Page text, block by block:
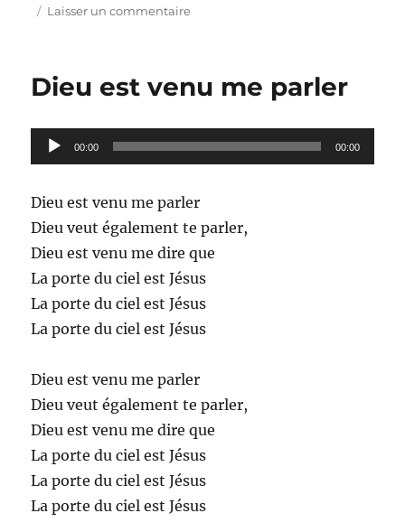
Laisser un commentairesur
Jésus
Dieu est venu me parler
Lecteur
audio
00:00 00:00
Dieu est venu me parler
Dieu veut également te parler,
Dieu est venu me dire que
La porte du ciel est Jésus
La porte du ciel est Jésus
La porte du ciel est Jésus
Dieu est venu me parler
Dieu veut également te parler,
Dieu est venu me dire que
La porte du ciel est Jésus
La porte du ciel est Jésus
La porte du ciel est Jésus